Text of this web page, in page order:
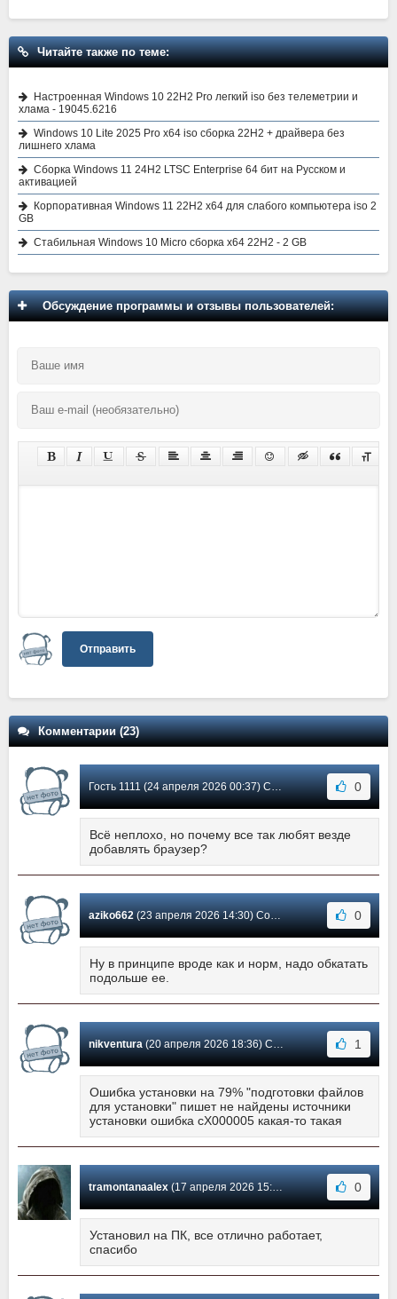
Читайте также по теме:
Настроенная Windows 10 22H2 Pro легкий iso без телеметрии и
хлама - 19045.6216
Windows 10 Lite 2025 Pro x64 iso сборка 22H2 + драйвера без
лишнего хлама
Сборка Windows 11 24H2 LTSC Enterprise 64 бит на Русском и
активацией
Корпоративная Windows 11 22H2 x64 для слабого компьютера iso 2
GB
Стабильная Windows 10 Micro сборка x64 22H2 - 2 GB
Обсуждение программы и отзывы пользователей:
Отправить
Комментарии (23)
Гость 1111 (24 апреля 2026 00:37) Сообщение #21 0
Всё неплохо, но почему все так любят везде
добавлять браузер?
aziko662(23 апреля 2026 14:30) Сообщение #20 0
Ну в принципе вроде как и норм, надо обкатать
подольше ее.
nikventura(20 апреля 2026 18:36) Сообщение #19 1
Ошибка установки на 79% "подготовки файлов
для установки" пишет не найдены источники
установки ошибка сХ000005 какая-то такая
tramontanaalex(17 апреля 2026 15:58) Сообщение #18 0
Установил на ПК, все отлично работает,
спасибо